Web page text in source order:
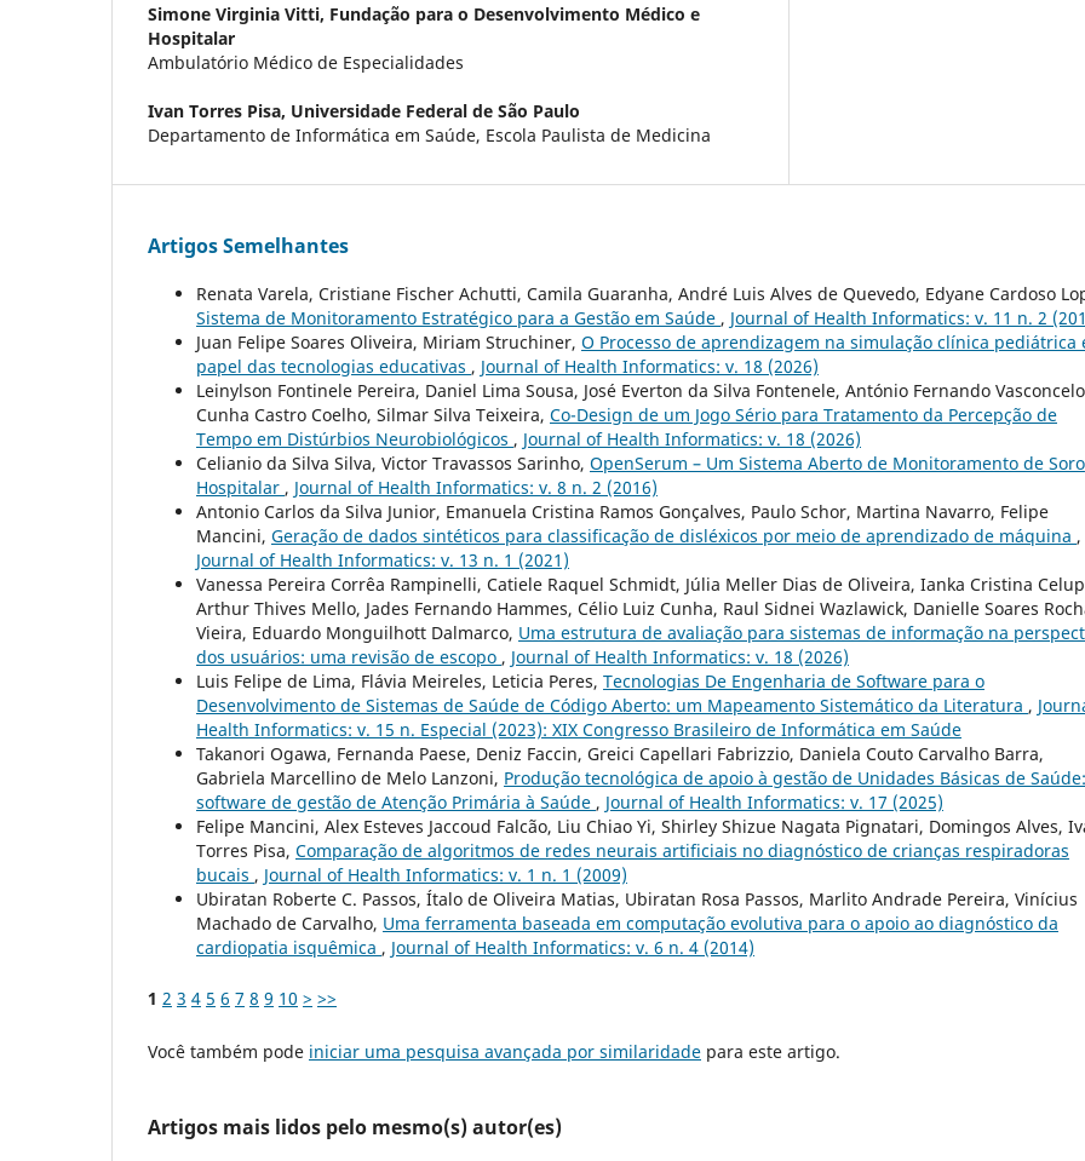
Simone Virginia Vitti, Fundação para o Desenvolvimento Médico e
Hospitalar
Ambulatório Médico de Especialidades
Ivan Torres Pisa, Universidade Federal de São Paulo
Departamento de Informática em Saúde, Escola Paulista de Medicina
Artigos Semelhantes
Renata Varela, Cristiane Fischer Achutti, Camila Guaranha, André Luis Alves de Quevedo, Edyane Cardoso
Sistema de Monitoramento Estratégico para a Gestão em Saúde , Journal of Health Informatics: v. 11 n. 2
Juan Felipe Soares Oliveira, Miriam Struchiner, O Processo de aprendizagem na simulação clínica pediátrica
papel das tecnologias educativas , Journal of Health Informatics: v. 18 (2026)
Leinylson Fontinele Pereira, Daniel Lima Sousa, José Everton da Silva Fontenele, António Fernando
Cunha Castro Coelho, Silmar Silva Teixeira, Co-Design de um Jogo Sério para Tratamento da Percepção de
Tempo em Distúrbios Neurobiológicos , Journal of Health Informatics: v. 18 (2026)
Celianio da Silva Silva, Victor Travassos Sarinho, OpenSerum – Um Sistema Aberto de Monitoramento de Soro
Hospitalar , Journal of Health Informatics: v. 8 n. 2 (2016)
Antonio Carlos da Silva Junior, Emanuela Cristina Ramos Gonçalves, Paulo Schor, Martina Navarro, Felipe
Mancini, Geração de dados sintéticos para classificação de disléxicos por meio de aprendizado de máquina ,
Journal of Health Informatics: v. 13 n. 1 (2021)
Vanessa Pereira Corrêa Rampinelli, Catiele Raquel Schmidt, Júlia Meller Dias de Oliveira, Ianka Cristina
Arthur Thives Mello, Jades Fernando Hammes, Célio Luiz Cunha, Raul Sidnei Wazlawick, Danielle Soares
Vieira, Eduardo Monguilhott Dalmarco, Uma estrutura de avaliação para sistemas de informação na
dos usuários: uma revisão de escopo , Journal of Health Informatics: v. 18 (2026)
Luis Felipe de Lima, Flávia Meireles, Leticia Peres, Tecnologias De Engenharia de Software para o
Desenvolvimento de Sistemas de Saúde de Código Aberto: um Mapeamento Sistemático da Literatura ,
Health Informatics: v. 15 n. Especial (2023): XIX Congresso Brasileiro de Informática em Saúde
Takanori Ogawa, Fernanda Paese, Deniz Faccin, Greici Capellari Fabrizzio, Daniela Couto Carvalho Barra,
Gabriela Marcellino de Melo Lanzoni, Produção tecnológica de apoio à gestão de Unidades Básicas de Saúde:
software de gestão de Atenção Primária à Saúde , Journal of Health Informatics: v. 17 (2025)
Felipe Mancini, Alex Esteves Jaccoud Falcão, Liu Chiao Yi, Shirley Shizue Nagata Pignatari, Domingos Alves,
Torres Pisa, Comparação de algoritmos de redes neurais artificiais no diagnóstico de crianças respiradoras
bucais , Journal of Health Informatics: v. 1 n. 1 (2009)
Ubiratan Roberte C. Passos, Ítalo de Oliveira Matias, Ubiratan Rosa Passos, Marlito Andrade Pereira, Vinícius
Machado de Carvalho, Uma ferramenta baseada em computação evolutiva para o apoio ao diagnóstico da
cardiopatia isquêmica , Journal of Health Informatics: v. 6 n. 4 (2014)
1 2 3 4 5 6 7 8 9 10 > >>
Você também pode iniciar uma pesquisa avançada por similaridade para este artigo.
Artigos mais lidos pelo mesmo(s) autor(es)